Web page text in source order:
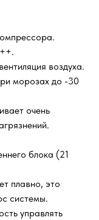
воздуха.
морозах до -30
очень
блока (21
плавно, это
системы.
управлять